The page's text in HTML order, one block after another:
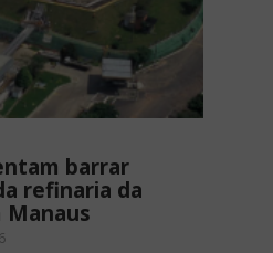
barrar
refinaria da
Manaus